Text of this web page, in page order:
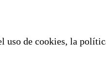
uso de cookies, la